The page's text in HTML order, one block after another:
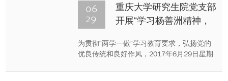
支部书记、机关党委“七一”表彰对象及部分
入党积极分子参加了会议。会上，谢渝霖、
严太华对机关反腐倡廉提出要求。
06
29
重庆大学研究生院党支部
开展“学习杨善洲精神，
动
为贯彻“两学一做”学习教育要求，弘扬党的
优良传统和良好作风，2017年6月29日星期